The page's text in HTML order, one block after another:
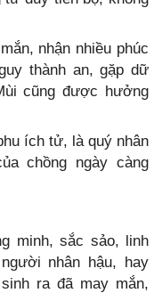
nhận nhiều phúc
thành an, gặp dữ
cũng được hưởng
ích tử, là quý nhân
chồng ngày càng
minh, sắc sảo, linh
nhân hậu, hay
ra đã may mắn,